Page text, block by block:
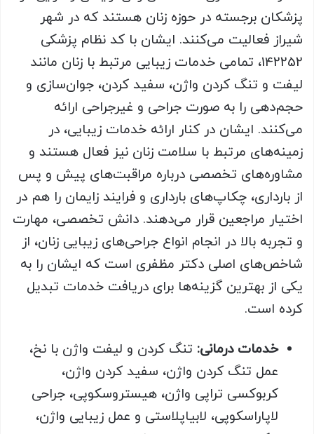
پزشکان برجسته در حوزه زنان هستند که در شهر
شیراز فعالیت می‌کنند. ایشان با کد نظام پزشکی
142252، تمامی خدمات زیبایی مرتبط با زنان مانند
لیفت و تنگ کردن واژن، سفید کردن، جوان‌سازی و
حجم‌دهی را به صورت جراحی و غیرجراحی ارائه
می‌کنند. ایشان در کنار ارائه خدمات زیبایی، در
زمینه‌های مرتبط با سلامت زنان نیز فعال هستند و
مشاوره‌های تخصصی درباره مراقبت‌های پیش و پس
از بارداری، چکاپ‌های بارداری و فرایند زایمان را هم در
اختیار مراجعین قرار می‌دهند. دانش تخصصی، مهارت
و تجربه بالا در انجام انواع جراحی‌های زیبایی زنان، از
شاخص‌های اصلی دکتر مظفری است که ایشان را به
یکی از بهترین گزینه‌ها برای دریافت خدمات تبدیل
کرده است.
خدمات درمانی: تنگ کردن و لیفت واژن با نخ،
عمل تنگ کردن واژن، سفید کردن واژن،
کربوکسی تراپی واژن، هیستروسکوپی، جراحی
لاپاراسکوپی، لابیاپلاستی و عمل زیبایی واژن،